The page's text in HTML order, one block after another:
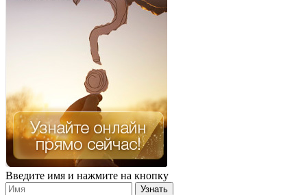
Введите имя и нажмите на кнопку